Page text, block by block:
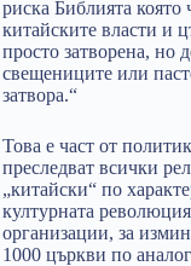
риска Библията която
китайските власти и
просто затворена, но
свещениците или
затвора.“
Това е част от
преследват всички
„китайски“ по
културната
организации, за
1000 църкви по